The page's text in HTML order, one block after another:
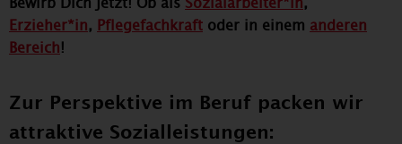
Erzieher*in, Pflegefachkraft oder in einem anderen
Bereich!
Zur Perspektive im Beruf packen wir
attraktive Sozialleistungen: